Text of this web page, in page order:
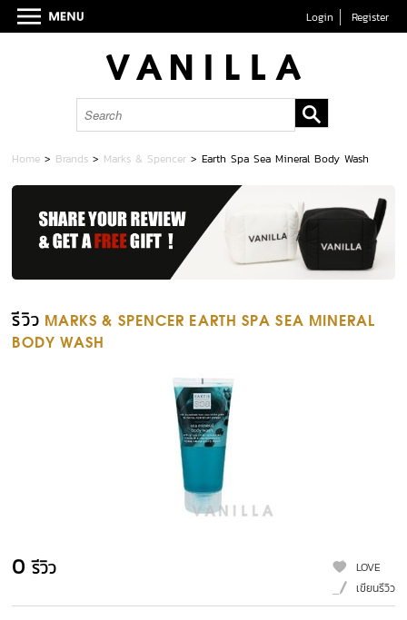
Login Register
Home > Brands > Marks & Spencer >Earth Spa Sea Mineral Body Wash
รีวิว MARKS & SPENCER EARTH SPA SEA MINERAL
BODY WASH
0 รีวิว
LOVE
เขียนรีวิว